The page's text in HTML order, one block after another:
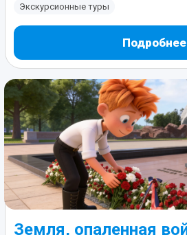
Экскурсионные туры
Подробнее
Земля, опаленная